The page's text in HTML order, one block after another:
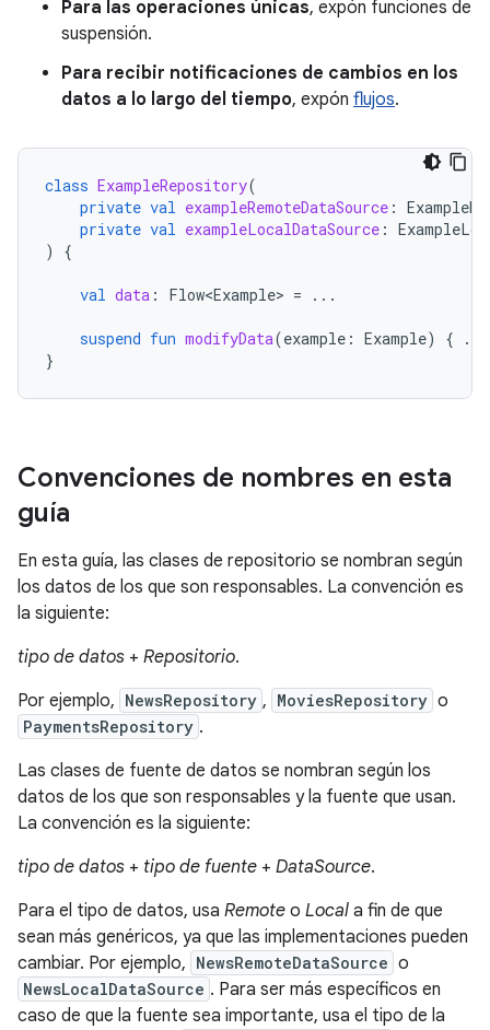
Para las operaciones únicas, expón funciones de
suspensión.
Para recibir notificaciones de cambios en los
datos a lo largo del tiempo, expón flujos.
class ExampleRepository(
private val exampleRemoteDataSource :
private val exampleLocalDataSource :
)
{
val data : Flow<Example> = ...
suspend fun modifyData(example : Example) {
...
}
Convenciones de nombres en esta
guía
En esta guía, las clases de repositorio se nombran según
los datos de los que son responsables. La convención es
la siguiente:
tipo de datos + Repositorio.
Por ejemplo, NewsRepository , MoviesRepository o
PaymentsRepository .
Las clases de fuente de datos se nombran según los
datos de los que son responsables y la fuente que usan.
La convención es la siguiente:
tipo de datos + tipo de fuente + DataSource.
Para el tipo de datos, usa Remote o Local a fin de que
sean más genéricos, ya que las implementaciones pueden
cambiar. Por ejemplo, NewsRemoteDataSource o
NewsLocalDataSource . Para ser más específicos en
caso de que la fuente sea importante, usa el tipo de la